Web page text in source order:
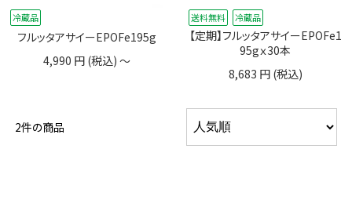
冷蔵品
フルッタアサイーEPOFe195g
4,990 円 (税込) ～
送料無料 冷蔵品
【定期】フルッタアサイーEPOFe1
95gｘ30本
8,683 円 (税込)
2件の商品